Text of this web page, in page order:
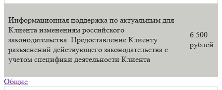
Информационная поддержка по актуальным для
Клиента изменениям российского
законодательства. Предоставление Клиенту
разъяснений действующего законодательства с
учетом специфики деятельности Клиента
6 500
рублей
Общие